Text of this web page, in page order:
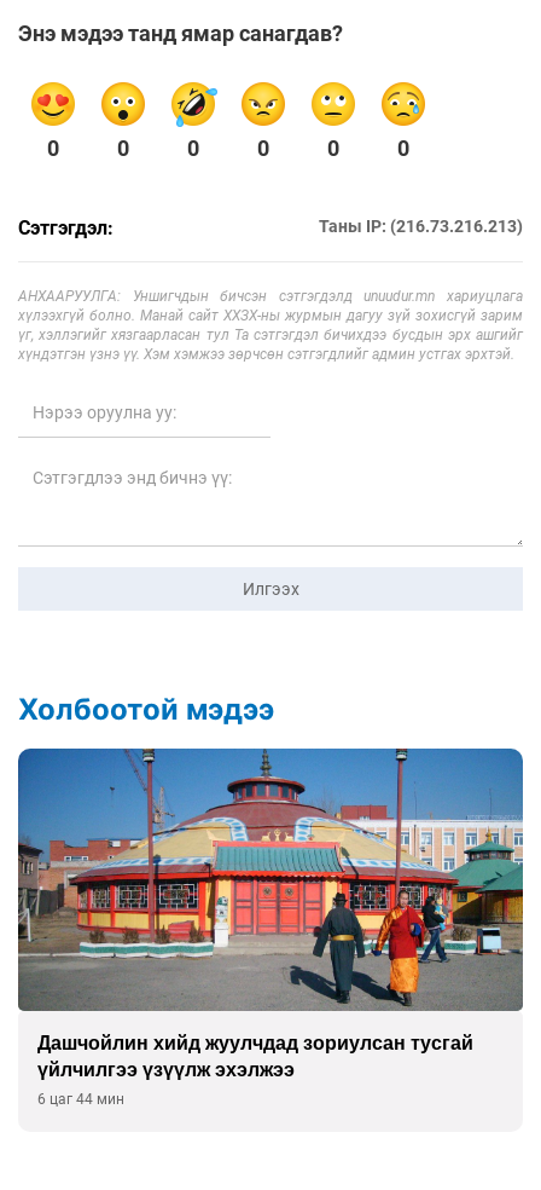
Энэ мэдээ танд ямар санагдав?
0 0 0 0 0 0
Сэтгэгдэл: Таны IP: (216.73.216.213)
АНХААРУУЛГА: Уншигчдын бичсэн сэтгэгдэлд unuudur.mn хариуцлага
хүлээхгүй болно. Манай сайт ХХЗХ-ны журмын дагуу зүй зохисгүй зарим
үг, хэллэгийг хязгаарласан тул Та сэтгэгдэл бичихдээ бусдын эрх ашгийг
хүндэтгэн үзнэ үү. Хэм хэмжээ зөрчсөн сэтгэгдлийг админ устгах эрхтэй.
Илгээх
Холбоотой мэдээ
Дашчойлин хийд жуулчдад зориулсан тусгай
үйлчилгээ үзүүлж эхэлжээ
6 цаг 44 мин